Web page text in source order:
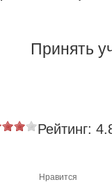
Принять
Рейтинг:
Нравится